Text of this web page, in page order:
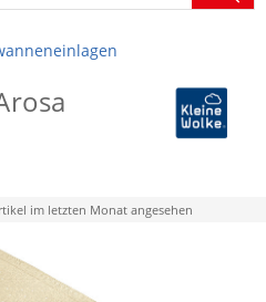
im letzten Monat angesehen